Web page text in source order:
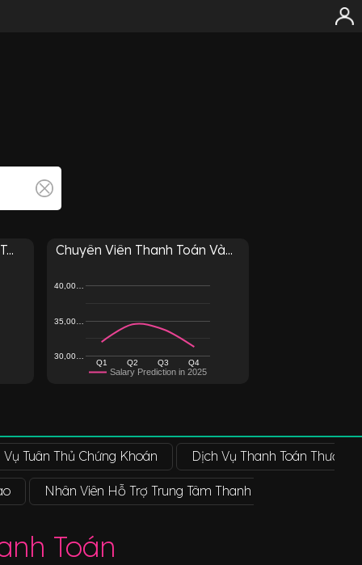
Chuyên Viên Thanh Toán Và...
Salary Prediction in 2025
Q1 Q2 Q3 Q4
30,00…
35,00…
40,00…
Tuân Thủ Chứng Khoán Dịch Vụ Thanh Toán Thương
Nhân Viên Hỗ Trợ Trung Tâm Thanh Toán
Toán